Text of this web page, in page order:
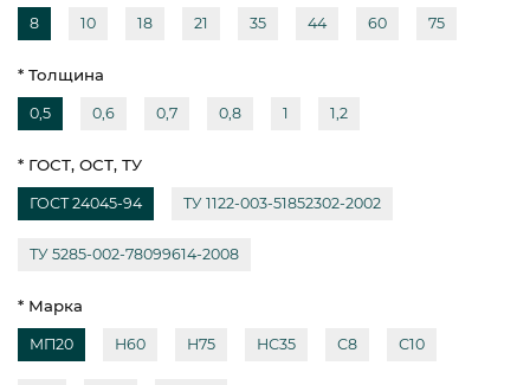
8 10 18 21 35 44 60 75
* Толщина
0,5 0,6 0,7 0,8 1 1,2
* ГОСТ, ОСТ, ТУ
ГОСТ 24045-94 ТУ 1122-003-51852302-2002
ТУ 5285-002-78099614-2008
* Марка
МП20 Н60 Н75 НС35 С8 С10